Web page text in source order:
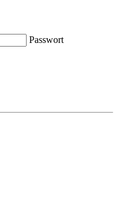
Passwort